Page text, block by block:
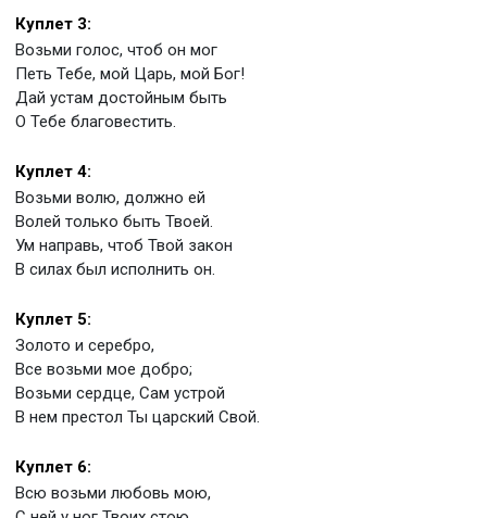
Куплет 3:
Возьми голос, чтоб он мог
Петь Тебе, мой Царь, мой Бог!
Дай устам достойным быть
О Тебе благовестить.
Куплет 4:
Возьми волю, должно ей
Волей только быть Твоей.
Ум направь, чтоб Твой закон
В силах был исполнить он.
Куплет 5:
Золото и серебро,
Все возьми мое добро;
Возьми сердце, Сам устрой
В нем престол Ты царский Свой.
Куплет 6:
Всю возьми любовь мою,